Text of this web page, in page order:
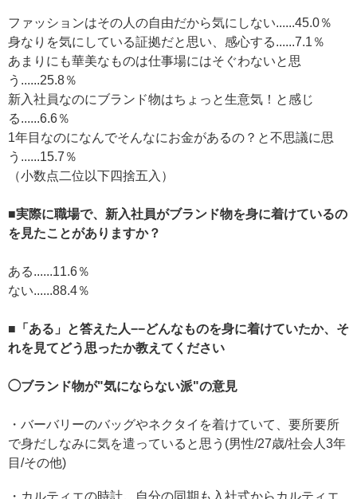
ファッションはその人の自由だから気にしない......45.0％
身なりを気にしている証拠だと思い、感心する......7.1％
あまりにも華美なものは仕事場にはそぐわないと思
う......25.8％
新入社員なのにブランド物はちょっと生意気！と感じ
る......6.6％
1年目なのになんでそんなにお金があるの？と不思議に思
う......15.7％
（小数点二位以下四捨五入）
■実際に職場で、新入社員がブランド物を身に着けているの
を見たことがありますか？
ある......11.6％
ない......88.4％
■「ある」と答えた人−−どんなものを身に着けていたか、そ
れを見てどう思ったか教えてください
◯ブランド物が"気にならない派"の意見
・バーバリーのバッグやネクタイを着けていて、要所要所
で身だしなみに気を遣っていると思う(男性/27歳/社会人3年
目/その他)
・カルティエの時計。自分の同期も入社式からカルティエ